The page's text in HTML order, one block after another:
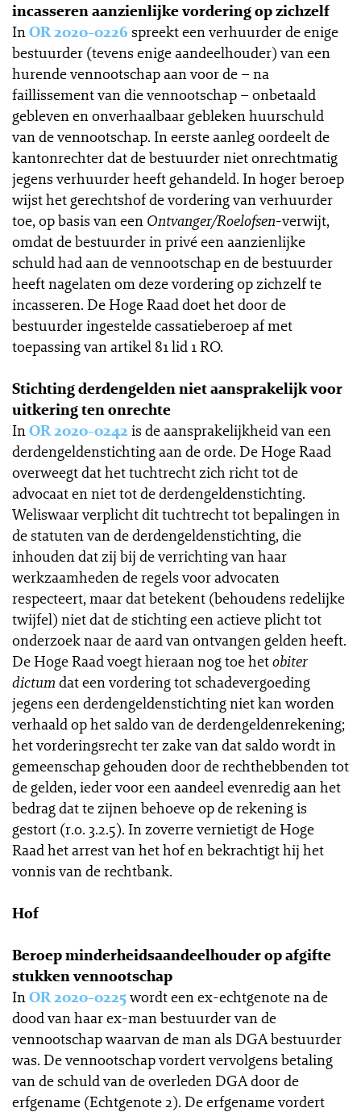
incasseren aanzienlijke vordering op zichzelf
InOR 2020-0226 spreekt een verhuurder de enige
bestuurder (tevens enige aandeelhouder) van een
hurende vennootschap aan voor de – na
faillissement van die vennootschap – onbetaald
gebleven en onverhaalbaar gebleken huurschuld
van de vennootschap. In eerste aanleg oordeelt de
kantonrechter dat de bestuurder niet onrechtmatig
jegens verhuurder heeft gehandeld. In hoger beroep
wijst het gerechtshof de vordering van verhuurder
toe, op basis van een Ontvanger/Roelofsen-verwijt,
omdat de bestuurder in privé een aanzienlijke
schuld had aan de vennootschap en de bestuurder
heeft nagelaten om deze vordering op zichzelf te
incasseren. De Hoge Raad doet het door de
bestuurder ingestelde cassatieberoep af met
toepassing van artikel 81 lid 1 RO.
Stichting derdengelden niet aansprakelijk voor
uitkering ten onrechte
InOR 2020-0242 is de aansprakelijkheid van een
derdengeldenstichting aan de orde. De Hoge Raad
overweegt dat het tuchtrecht zich richt tot de
advocaat en niet tot de derdengeldenstichting.
Weliswaar verplicht dit tuchtrecht tot bepalingen in
de statuten van de derdengeldenstichting, die
inhouden dat zij bij de verrichting van haar
werkzaamheden de regels voor advocaten
respecteert, maar dat betekent (behoudens redelijke
twijfel) niet dat de stichting een actieve plicht tot
onderzoek naar de aard van ontvangen gelden heeft.
De Hoge Raad voegt hieraan nog toe hetobiter
dictumdat een vordering tot schadevergoeding
jegens een derdengeldenstichting niet kan worden
verhaald op het saldo van de derdengeldenrekening;
het vorderingsrecht ter zake van dat saldo wordt in
gemeenschap gehouden door de rechthebbenden tot
de gelden, ieder voor een aandeel evenredig aan het
bedrag dat te zijnen behoeve op de rekening is
gestort (r.o. 3.2.5). In zoverre vernietigt de Hoge
Raad het arrest van het hof en bekrachtigt hij het
vonnis van de rechtbank.
Hof
Beroep minderheidsaandeelhouder op afgifte
stukken vennootschap
InOR 2020-0225wordt een ex-echtgenote na de
dood van haar ex-man bestuurder van de
vennootschap waarvan de man als DGA bestuurder
was. De vennootschap vordert vervolgens betaling
van de schuld van de overleden DGA door de
erfgename (Echtgenote 2). De erfgename vordert